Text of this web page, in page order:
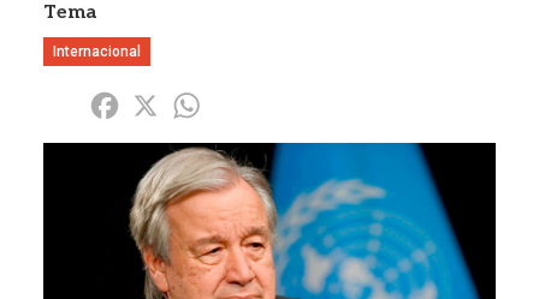
Tema
Internacional
Share Facebook
X